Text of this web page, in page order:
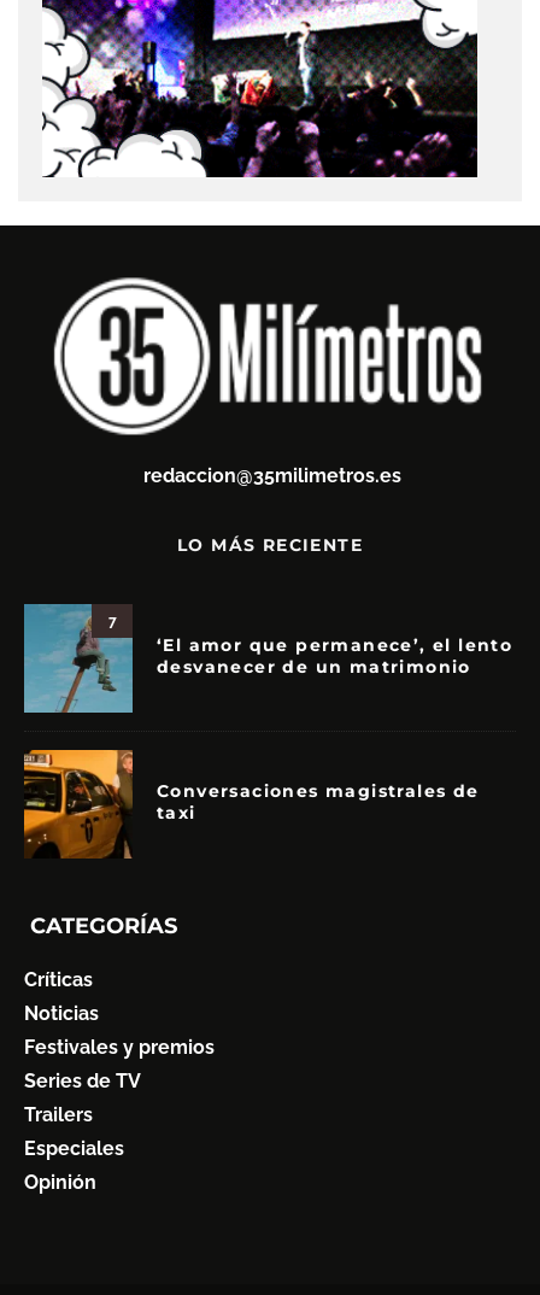
redaccion@35milimetros.es
LO MÁS RECIENTE
7
‘El amor que permanece’, el lento
desvanecer de un matrimonio
Conversaciones magistrales de
taxi
CATEGORÍAS
Críticas
Noticias
Festivales y premios
Series de TV
Trailers
Especiales
Opinión